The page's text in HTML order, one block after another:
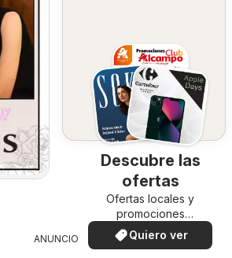
Descubre las
ofertas
Ofertas locales y
promociones
especiales.
Quiero ver
ANUNCIO